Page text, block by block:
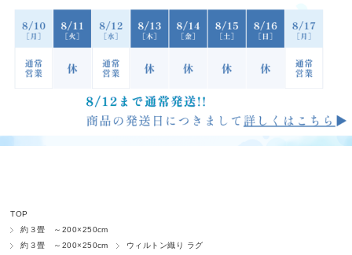
TOP
約３畳 ～200×250cm
約３畳 ～200×250cm
ウィルトン織り ラグ